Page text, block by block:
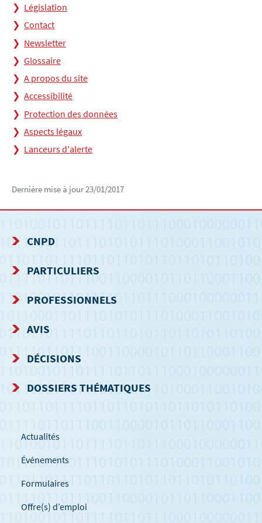
Législation
Contact
Newsletter
Glossaire
A propos du site
Accessibilité
Protection des données
Aspects légaux
Lanceurs d'alerte
Dernière mise à jour23/01/2017
MENU
DE
NAVIGATION
CNPD
PARTICULIERS
PROFESSIONNELS
AVIS
DÉCISIONS
DOSSIERS THÉMATIQUES
Actualités
Événements
Formulaires
Offre(s) d’emploi